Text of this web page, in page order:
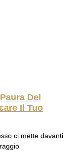
Del
Il Tuo
ci mette davanti